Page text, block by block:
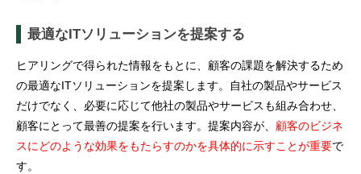
最適なITソリューションを提案する
ヒアリングで得られた情報をもとに、顧客の課題を解決するため
の最適なITソリューションを提案します。自社の製品やサービス
だけでなく、必要に応じて他社の製品やサービスも組み合わせ、
顧客にとって最善の提案を行います。提案内容が、 顧客のビジネ
スにどのような効果をもたらすのかを具体的に示すことが重要で
す。